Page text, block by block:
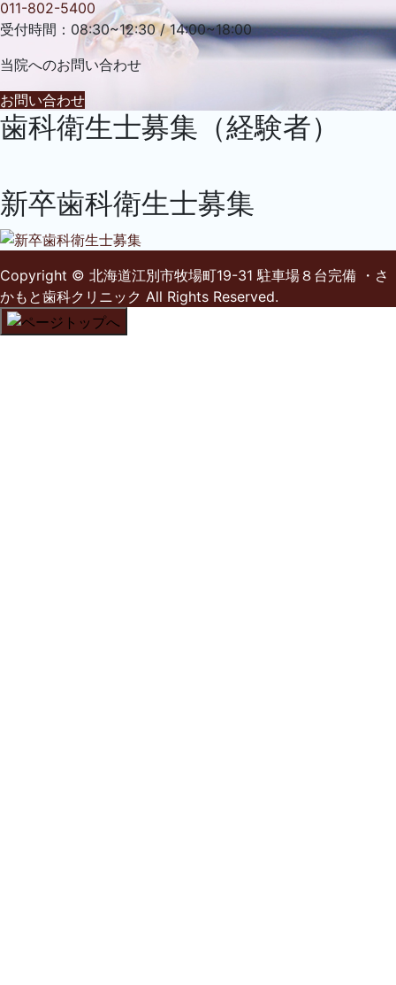
011-802-5400
受付時間：08:30~12:30 / 14:00~18:00
当院へのお問い合わせ
お問い合わせ
歯科衛生士募集（経験者）
新卒歯科衛生士募集
Copyright © 北海道江別市牧場町19-31 駐車場８台完備 ・さ
かもと歯科クリニック All Rights Reserved.